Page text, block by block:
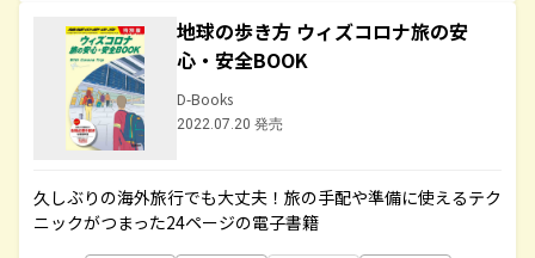
地球の歩き方 ウィズコロナ旅の安
心・安全BOOK
D-Books
2022.07.20 発売
久しぶりの海外旅行でも大丈夫！旅の手配や準備に使えるテク
ニックがつまった24ページの電子書籍